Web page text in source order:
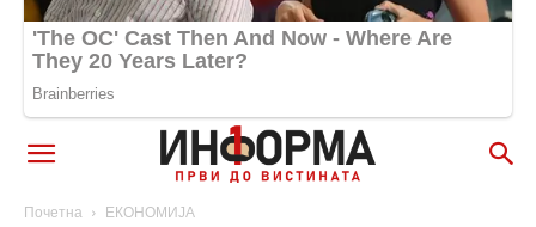
Почетна ЕКОНОМИЈА